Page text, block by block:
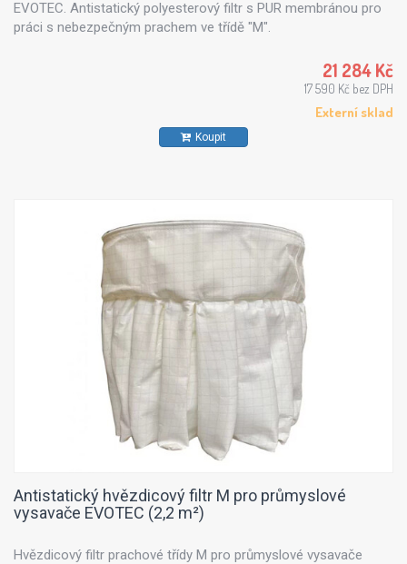
EVOTEC. Antistatický polyesterový filtr s PUR membránou pro
práci s nebezpečným prachem ve třídě "M".
21 284 Kč
17 590 Kč bez DPH
Externí sklad
Koupit
Antistatický hvězdicový filtr M pro průmyslové
vysavače EVOTEC (2,2 m²)
Hvězdicový filtr prachové třídy M pro průmyslové vysavače